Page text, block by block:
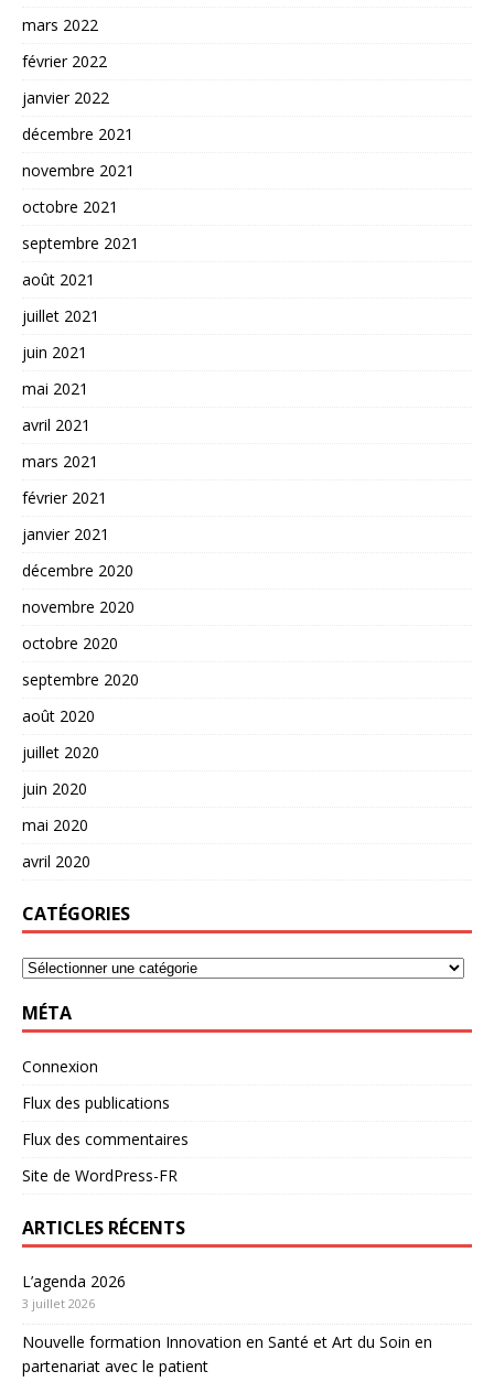
mars 2022
février 2022
janvier 2022
décembre 2021
novembre 2021
octobre 2021
septembre 2021
août 2021
juillet 2021
juin 2021
mai 2021
avril 2021
mars 2021
février 2021
janvier 2021
décembre 2020
novembre 2020
octobre 2020
septembre 2020
août 2020
juillet 2020
juin 2020
mai 2020
avril 2020
CATÉGORIES
MÉTA
Connexion
Flux des publications
Flux des commentaires
Site de WordPress-FR
ARTICLES RÉCENTS
L’agenda 2026
3 juillet 2026
Nouvelle formation Innovation en Santé et Art du Soin en
partenariat avec le patient